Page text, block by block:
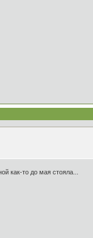
как-то до мая стояла...